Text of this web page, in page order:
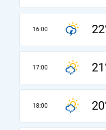
16:00
17:00
18:00